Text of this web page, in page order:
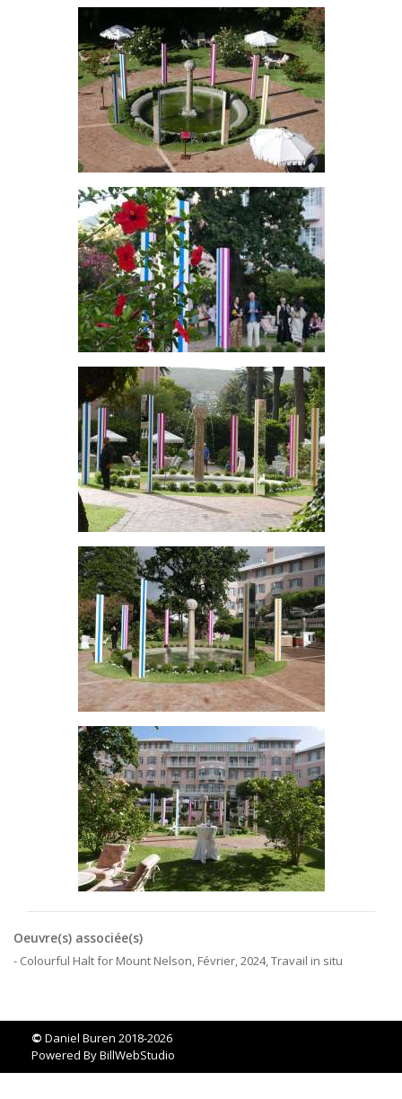
Oeuvre(s) associée(s)
- Colourful Halt for Mount Nelson, Février, 2024, Travail in situ
© Daniel Buren 2018-2026
Powered ByBillWebStudio